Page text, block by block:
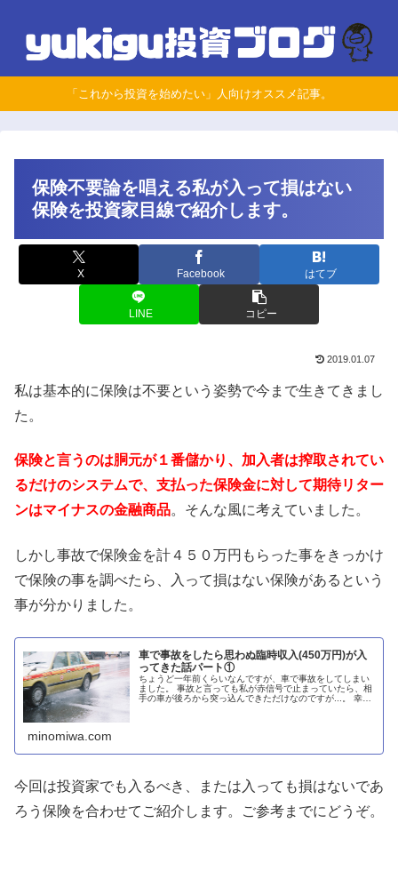
「これから投資を始めたい」人向けオススメ記事。
保険不要論を唱える私が入って損はない
保険を投資家目線で紹介します。
X Facebook はてブ
LINE コピー
2019.01.07
私は基本的に保険は不要という姿勢で今まで生きてきまし
た。
保険と言うのは胴元が１番儲かり、加入者は搾取されてい
るだけのシステムで、支払った保険金に対して期待リター
ンはマイナスの金融商品。そんな風に考えていました。
しかし事故で保険金を計４５０万円もらった事をきっかけ
で保険の事を調べたら、入って損はない保険があるという
事が分かりました。
車で事故をしたら思わぬ臨時収入(450万円)が入
ってきた話パート①
ちょうど一年前くらいなんですが、車で事故をしてしまい
ました。 事故と言っても私が赤信号で止まっていたら、相
手の車が後ろから突っ込んできただけなのですが...。 幸い
minomiwa.com
今回は投資家でも入るべき、または入っても損はないであ
ろう保険を合わせてご紹介します。ご参考までにどうぞ。